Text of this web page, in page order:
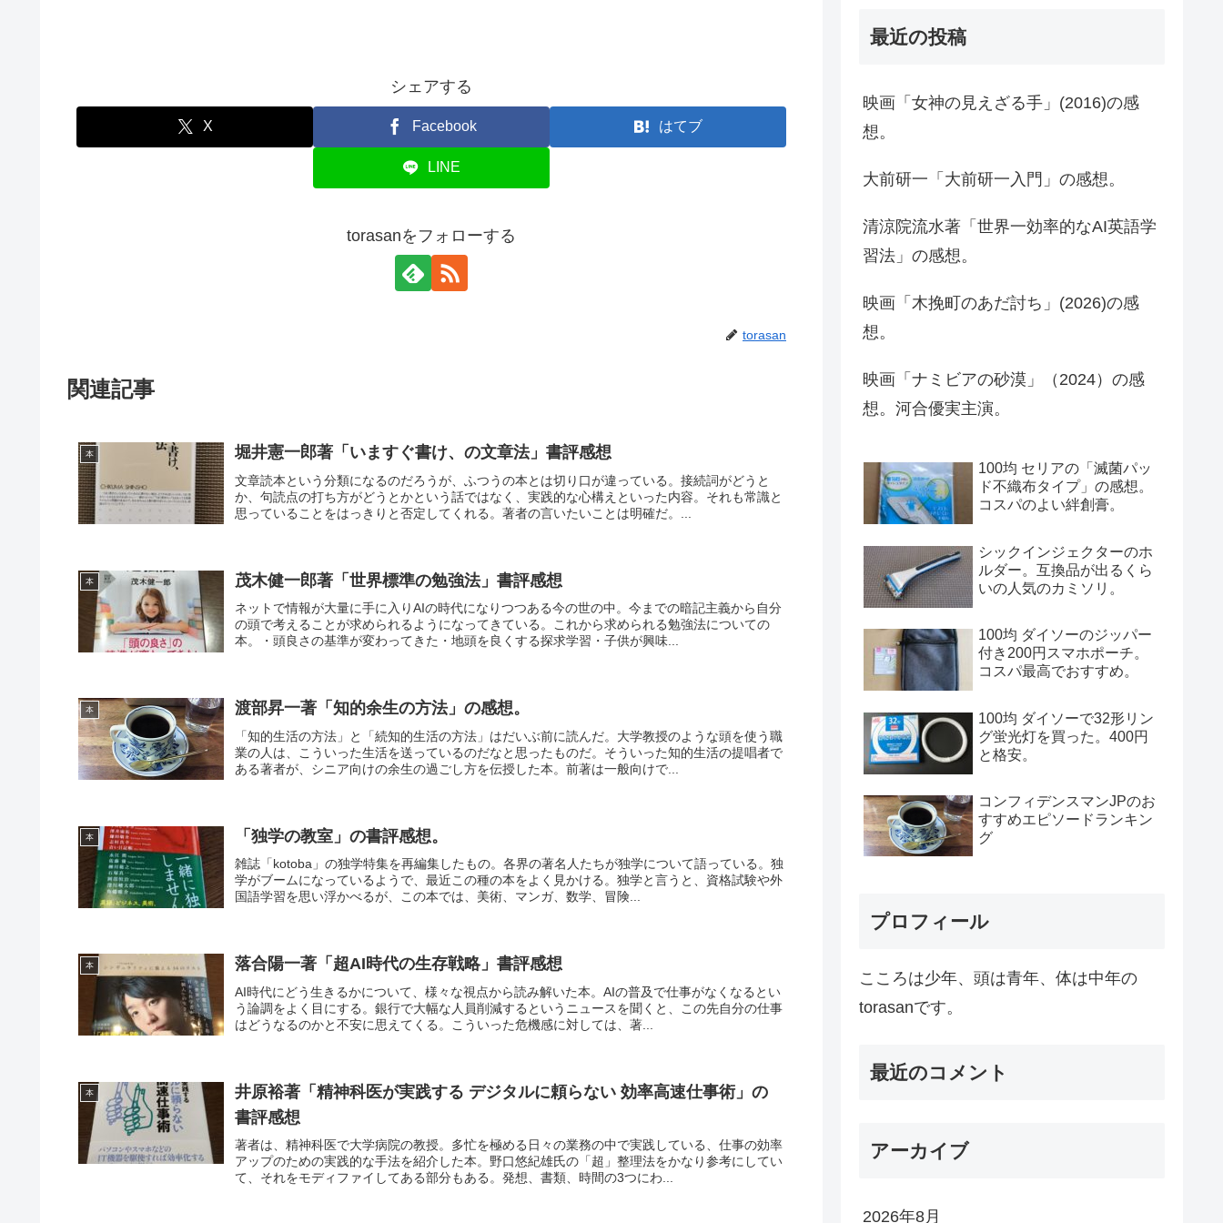
シェアする
X Facebook はてブ
LINE
torasanをフォローする
torasan
関連記事
本 堀井憲一郎著「いますぐ書け、の文章法」書評感想
文章読本という分類になるのだろうが、ふつうの本とは切り口が違っている。接続詞がどうと
か、句読点の打ち方がどうとかという話ではなく、実践的な心構えといった内容。それも常識と
思っていることをはっきりと否定してくれる。著者の言いたいことは明確だ。...
本 茂木健一郎著「世界標準の勉強法」書評感想
ネットで情報が大量に手に入りAIの時代になりつつある今の世の中。今までの暗記主義から自分
の頭で考えることが求められるようになってきている。これから求められる勉強法についての
本。・頭良さの基準が変わってきた・地頭を良くする探求学習・子供が興味...
本 渡部昇一著「知的余生の方法」の感想。
「知的生活の方法」と「続知的生活の方法」はだいぶ前に読んだ。大学教授のような頭を使う職
業の人は、こういった生活を送っているのだなと思ったものだ。そういった知的生活の提唱者で
ある著者が、シニア向けの余生の過ごし方を伝授した本。前著は一般向けで...
本 「独学の教室」の書評感想。
雑誌「kotoba」の独学特集を再編集したもの。各界の著名人たちが独学について語っている。独
学がブームになっているようで、最近この種の本をよく見かける。独学と言うと、資格試験や外
国語学習を思い浮かべるが、この本では、美術、マンガ、数学、冒険...
本 落合陽一著「超AI時代の生存戦略」書評感想
AI時代にどう生きるかについて、様々な視点から読み解いた本。AIの普及で仕事がなくなるとい
う論調をよく目にする。銀行で大幅な人員削減するというニュースを聞くと、この先自分の仕事
はどうなるのかと不安に思えてくる。こういった危機感に対しては、著...
本
井原裕著「精神科医が実践する デジタルに頼らない 効率高速仕事術」の
書評感想
著者は、精神科医で大学病院の教授。多忙を極める日々の業務の中で実践している、仕事の効率
アップのための実践的な手法を紹介した本。野口悠紀雄氏の「超」整理法をかなり参考にしてい
て、それをモディファイしてある部分もある。発想、書類、時間の3つにわ...
最近の投稿
映画「女神の見えざる手」(2016)の感
想。
大前研一「大前研一入門」の感想。
清涼院流水著「世界一効率的なAI英語学
習法」の感想。
映画「木挽町のあだ討ち」(2026)の感
想。
映画「ナミビアの砂漠」（2024）の感
想。河合優実主演。
100均 セリアの「滅菌パッ
ド不織布タイプ」の感想。
コスパのよい絆創膏。
シックインジェクターのホ
ルダー。互換品が出るくら
いの人気のカミソリ。
100均 ダイソーのジッパー
付き200円スマホポーチ。
コスパ最高でおすすめ。
100均 ダイソーで32形リン
グ蛍光灯を買った。400円
と格安。
コンフィデンスマンJPのお
すすめエピソードランキン
グ
プロフィール
こころは少年、頭は青年、体は中年の
torasanです。
最近のコメント
アーカイブ
2026年8月